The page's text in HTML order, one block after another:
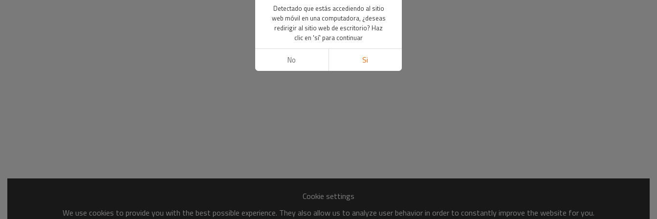
Cookie settings
We use cookies to provide you with the best possible experience. They also allow us to analyze user behavior in order to constantly improve the website for you.
Detectado que estás accediendo al sitio
web móvil en una computadora, ¿deseas
redirigir al sitio web de escritorio? Haz
clic en 'sí' para continuar
No Si